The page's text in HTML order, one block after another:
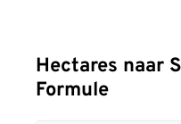
Hectares naar
Formule